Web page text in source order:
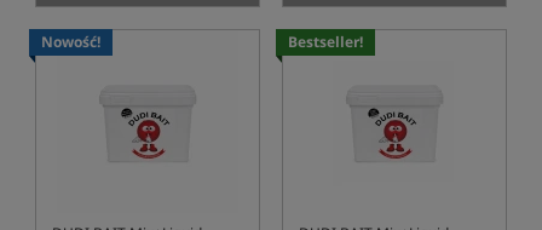
Nowość! Bestseller!